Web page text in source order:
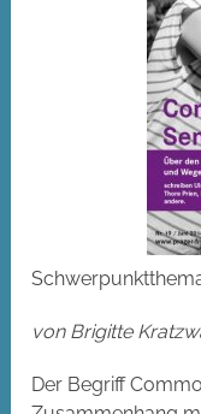
von Brigitte
Der Begriff